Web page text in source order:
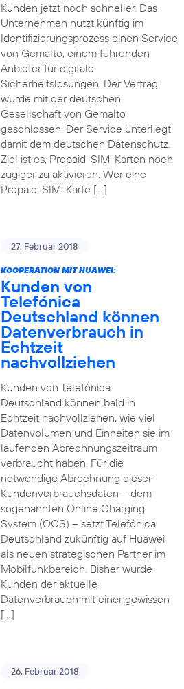
Kunden jetzt noch schneller. Das
Unternehmen nutzt künftig im
Identifizierungsprozess einen Service
von Gemalto, einem führenden
Anbieter für digitale
Sicherheitslösungen. Der Vertrag
wurde mit der deutschen
Gesellschaft von Gemalto
geschlossen. Der Service unterliegt
damit dem deutschen Datenschutz.
Ziel ist es, Prepaid-SIM-Karten noch
zügiger zu aktivieren. Wer eine
Prepaid-SIM-Karte […]
27. Februar 2018
KOOPERATION MIT HUAWEI:
Kunden von
Telefónica
Deutschland können
Datenverbrauch in
Echtzeit
nachvollziehen
Kunden von Telefónica
Deutschland können bald in
Echtzeit nachvollziehen, wie viel
Datenvolumen und Einheiten sie im
laufenden Abrechnungszeitraum
verbraucht haben. Für die
notwendige Abrechnung dieser
Kundenverbrauchsdaten – dem
sogenannten Online Charging
System (OCS) – setzt Telefónica
Deutschland zukünftig auf Huawei
als neuen strategischen Partner im
Mobilfunkbereich. Bisher wurde
Kunden der aktuelle
Datenverbrauch mit einer gewissen
[…]
26. Februar 2018